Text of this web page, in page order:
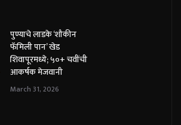
पुण्याचे लाडके ‘शौकीन
फॅमिली पान’ खेड
शिवापूरमध्ये; ५०+ चवींची
आकर्षक मेजवानी
March 31, 2026